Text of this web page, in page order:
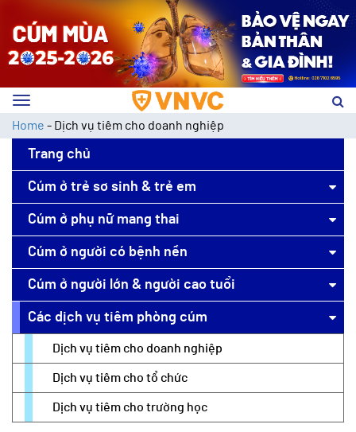
navigation
Home - Dịch vụ tiêm cho doanh nghiệp
Trang chủ
Cúm ở trẻ sơ sinh & trẻ em
Cúm ở phụ nữ mang thai
Cúm ở người có bệnh nền
Cúm ở người lớn & người cao tuổi
Các dịch vụ tiêm phòng cúm
Dịch vụ tiêm cho doanh nghiệp
Dịch vụ tiêm cho tổ chức
Dịch vụ tiêm cho trường học